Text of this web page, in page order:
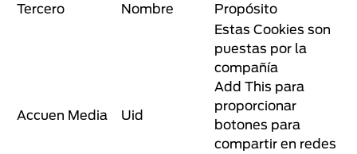
Tercero Nombre Propósito
Accuen Media Uid
Estas Cookies son
puestas por la
compañía
Add This para
proporcionar
botones para
compartir en redes